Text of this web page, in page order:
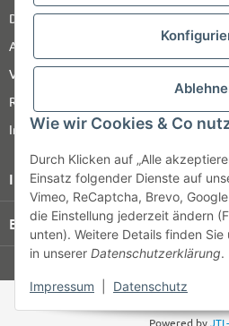
Wie wir Cookies & Co
Durch Klicken auf „Alle
Einsatz folgender Dienste auf
Vimeo, ReCaptcha, Brevo,
die Einstellung jederzeit ändern
unten). Weitere Details finden Sie
in unserer Datenschutzerklärung.
Impressum Datenschutz
Datenschutz
AGB
Versandinformationen
Retour
Impressum
Informationen
Bezahlung & Versand
© HOZ MEDI
* Alle Preise zzgl. gesetzlicher
Powered by